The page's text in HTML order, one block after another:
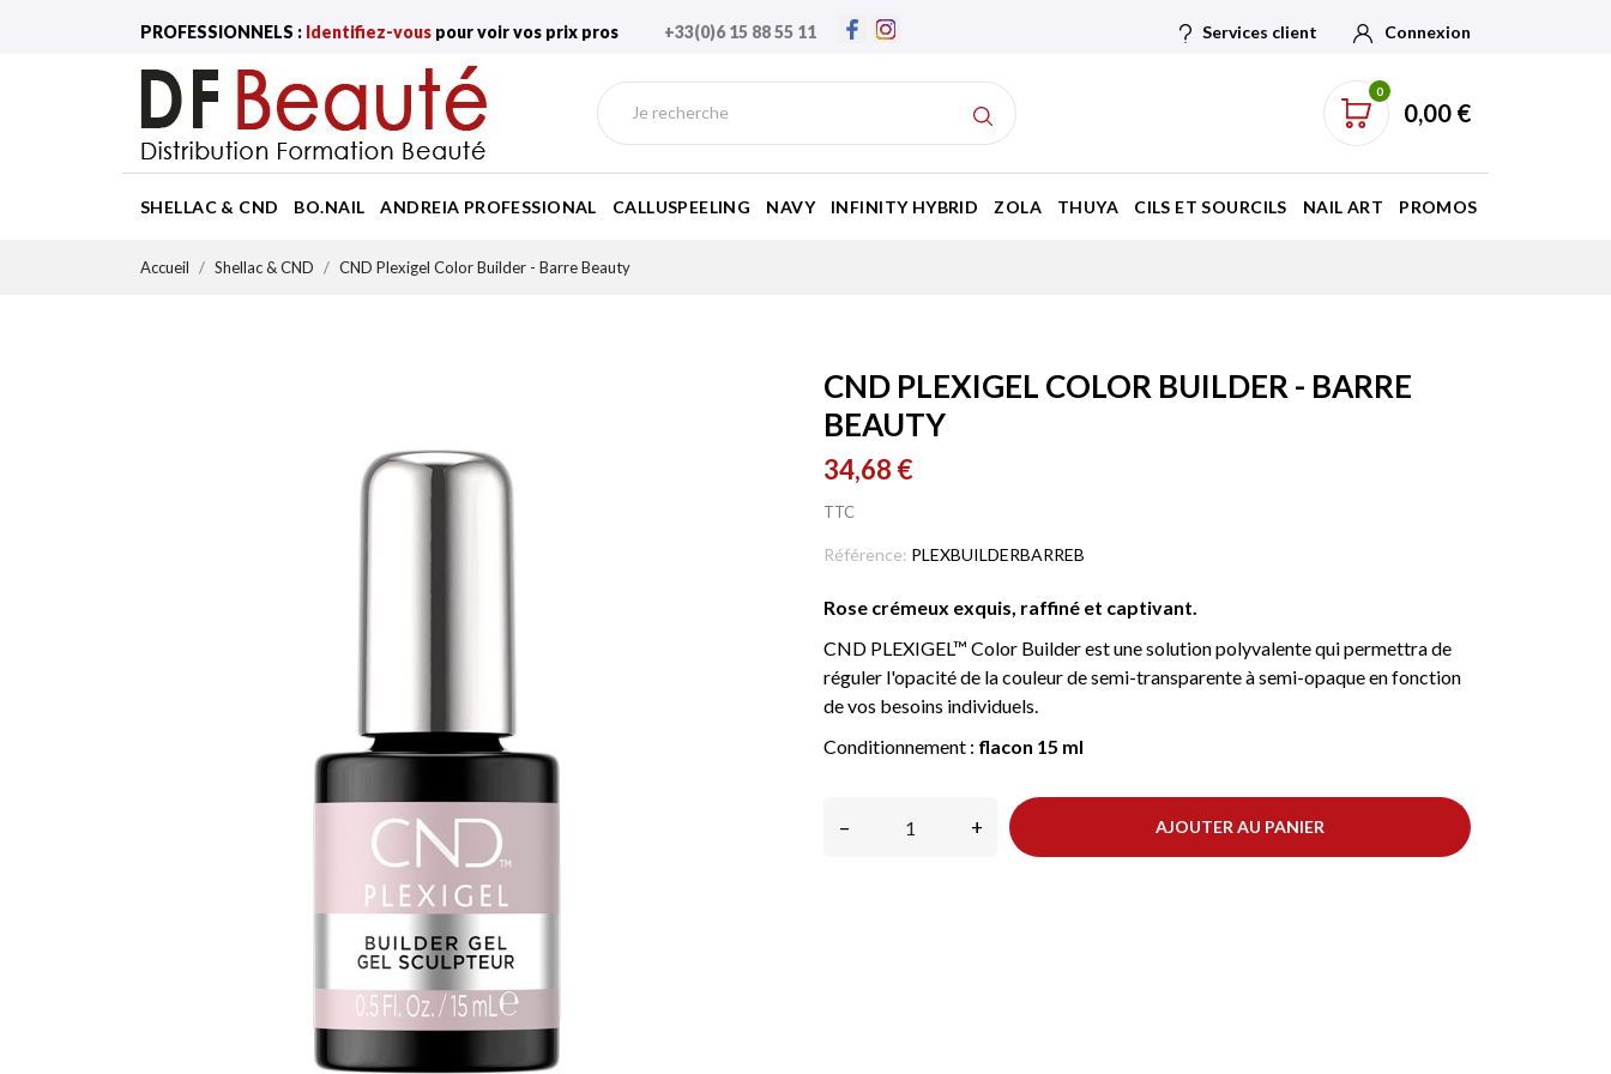
PROFESSIONNELS : Identifiez-vous pour voir vos prix pros +33(0)6 15 88 55 11 Services client Connexion
0
0,00 €
SHELLAC & CND BO.NAIL ANDREIA PROFESSIONAL CALLUSPEELING NAVY INFINITY HYBRID ZOLA THUYA CILS ET SOURCILS NAIL ART PROMOS
Accueil Shellac & CND CND Plexigel Color Builder - Barre Beauty
CND PLEXIGEL COLOR BUILDER - BARRE
BEAUTY
34,68 €
TTC
Référence: PLEXBUILDERBARREB
Rose crémeux exquis, raffiné et captivant.
CND PLEXIGEL™ Color Builder est une solution polyvalente qui permettra de
réguler l'opacité de la couleur de semi-transparente à semi-opaque en fonction
de vos besoins individuels.
Conditionnement : flacon 15 ml
– + AJOUTER AU PANIER